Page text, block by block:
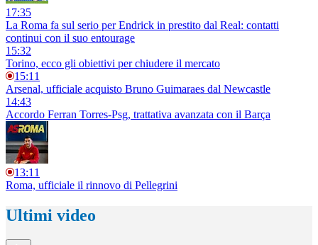
17:35
La Roma fa sul serio per Endrick in prestito dal Real: contatti
continui con il suo entourage
15:32
Torino, ecco gli obiettivi per chiudere il mercato
15:11
Arsenal, ufficiale acquisto Bruno Guimaraes dal Newcastle
14:43
Accordo Ferran Torres-Psg, trattativa avanzata con il Barça
13:11
Roma, ufficiale il rinnovo di Pellegrini
Ultimi video